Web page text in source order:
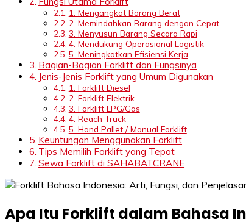
1. Mengangkat Barang Berat
2. Memindahkan Barang dengan Cepat
3. Menyusun Barang Secara Rapi
4. Mendukung Operasional Logistik
5. Meningkatkan Efisiensi Kerja
Bagian-Bagian Forklift dan Fungsinya
Jenis-Jenis Forklift yang Umum Digunakan
1. Forklift Diesel
2. Forklift Elektrik
3. Forklift LPG/Gas
4. Reach Truck
5. Hand Pallet / Manual Forklift
Keuntungan Menggunakan Forklift
Tips Memilih Forklift yang Tepat
Sewa Forklift di SAHABATCRANE
Apa Itu Forklift dalam Bahasa